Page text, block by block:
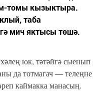
томы кызыктыра.
таба
мич яктысы төшә.
юк, тәтәйгә сыенып
да тотмагач — телеңне
каймакка манасың.